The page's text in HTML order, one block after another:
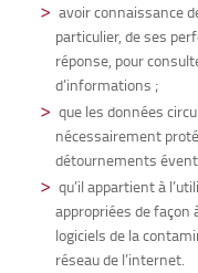
avoir connaissance
particulier, de ses
réponse, pour
d’informations ;
que les données
nécessairement
détournements
qu’il appartient à
appropriées de
logiciels de la
réseau de l’internet.